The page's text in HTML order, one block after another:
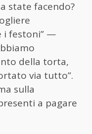
state facendo?
i festoni” —
della torta,
via tutto”.
sulla
a pagare